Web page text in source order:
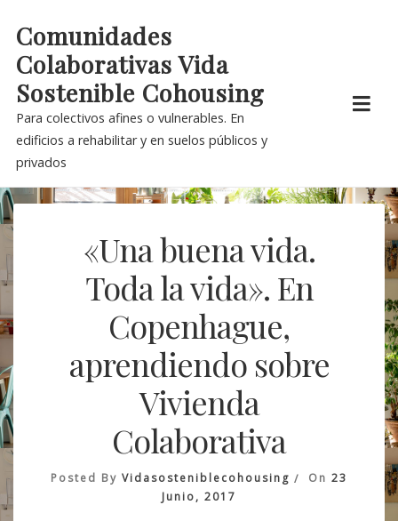
content
Comunidades
Colaborativas Vida
Sostenible Cohousing
Para colectivos afines o vulnerables. En
edificios a rehabilitar y en suelos públicos y
privados
«Una buena vida.
Toda la vida». En
Copenhague,
aprendiendo sobre
Vivienda
Colaborativa
Posted By Vidasosteniblecohousing On 23
Junio, 2017